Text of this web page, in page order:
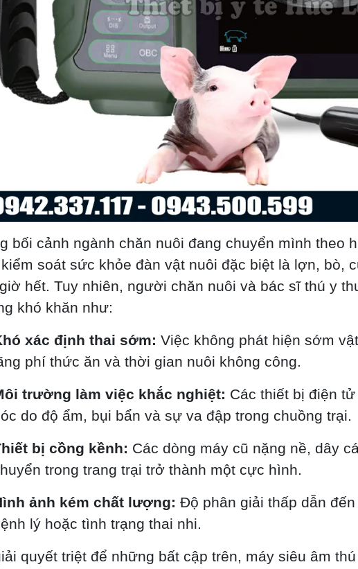
bối cảnh ngành chăn nuôi đang chuyển mình theo
soát sức khỏe đàn vật nuôi đặc biệt là lợn, bò,
hết. Tuy nhiên, người chăn nuôi và bác sĩ thú y
khó khăn như:
xác định thai sớm: Việc không phát hiện sớm
phí thức ăn và thời gian nuôi không công.
trường làm việc khắc nghiệt: Các thiết bị điện
do độ ẩm, bụi bẩn và sự va đập trong chuồng trại.
bị cồng kềnh: Các dòng máy cũ nặng nề, dây
trong trang trại trở thành một cực hình.
ảnh kém chất lượng: Độ phân giải thấp dẫn
lý hoặc tình trạng thai nhi.
quyết triệt để những bất cập trên, máy siêu âm